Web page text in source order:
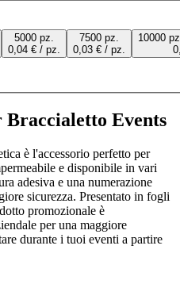
5000 pz.
0,04 € / pz.
7500 pz.
0,03 € / pz.
10000
Events
è l'accessorio perfetto per
e disponibile in vari
adesiva e una numerazione
sicurezza. Presentato in fogli
promozionale è
per una maggiore
durante i tuoi eventi a partire